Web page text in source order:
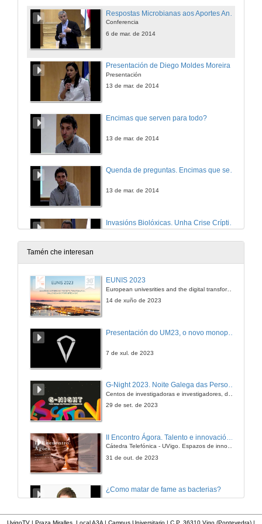
Conferencia
6 de mar. de 2014
Presentación de Diego Moldes Moreira
Presentación
13 de mar. de 2014
Encimas que serven para todo?
13 de mar. de 2014
Quenda de preguntas. Encimas que serven para todo?
13 de mar. de 2014
Conferencia
20 de mar. de 2014
Conferencia
Tamén che interesan
EUNIS 2023
European univesrities and the digital transformation: challenges and opportunities ahead
14 de xuño de 2023
7 de xul. de 2023
G-Night 2023. Noite Galega das Persoas Investigadoras. Conciencias creativas
29 de set. de 2023
Cátedra Telefónica - UVigo. Espazos de innovación
31 de out. de 2023
¿Como matar de fame as bacterias?
UvigoTV | Praza Miralles. Local A3A | Campus Universitario | C.P. 36310 Vigo (Pontevedra) |